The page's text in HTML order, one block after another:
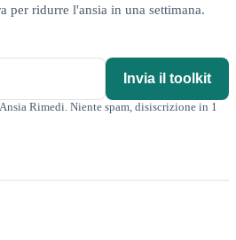
per ridurre l'ansia in una settimana.
Invia il toolkit
Rimedi. Niente spam, disiscrizione in 1